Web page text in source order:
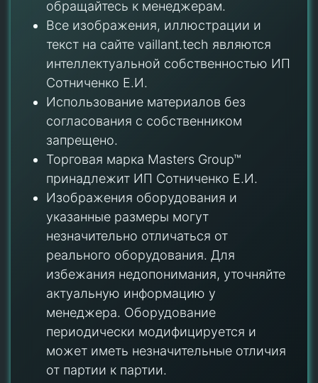
обращайтесь к менеджерам.
Все изображения, иллюстрации и
текст на сайте vaillant.tech являются
интеллектуальной собственностью ИП
Сотниченко Е.И.
Использование материалов без
согласования с собственником
запрещено.
Торговая марка Masters Group™
принадлежит ИП Сотниченко Е.И.
Изображения оборудования и
указанные размеры могут
незначительно отличаться от
реального оборудования. Для
избежания недопонимания, уточняйте
актуальную информацию у
менеджера. Оборудование
периодически модифицируется и
может иметь незначительные отличия
от партии к партии.